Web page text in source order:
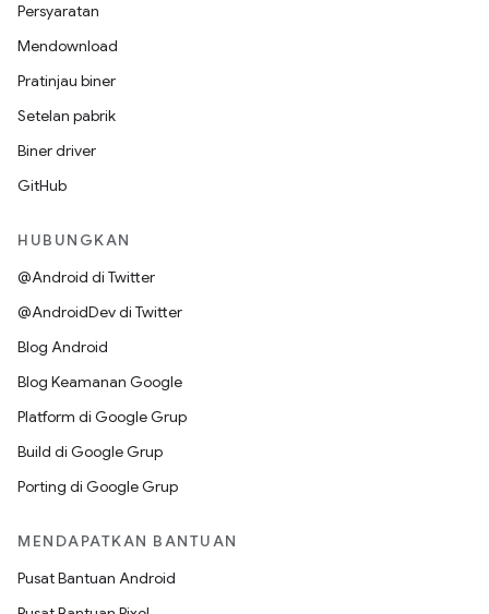
Persyaratan
Mendownload
Pratinjau biner
Setelan pabrik
Biner driver
GitHub
HUBUNGKAN
@Android di Twitter
@AndroidDev di Twitter
Blog Android
Blog Keamanan Google
Platform di Google Grup
Build di Google Grup
Porting di Google Grup
MENDAPATKAN BANTUAN
Pusat Bantuan Android